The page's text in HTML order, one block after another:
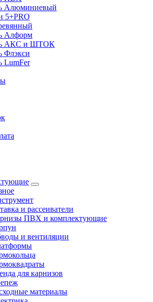
Алюминиевый
5+PRO
Алформ
АКС и ШТОК
Флэкси
LumFer
и рассеиватели
ПВХ и комплектующие
и вентиляции
для карнизов
материалы